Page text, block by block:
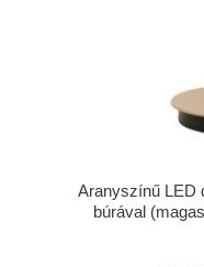
Aranyszínű LED
búrával